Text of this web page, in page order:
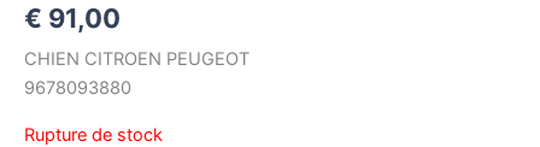
€ 91,00
CHIEN CITROEN PEUGEOT
9678093880
Rupture de stock